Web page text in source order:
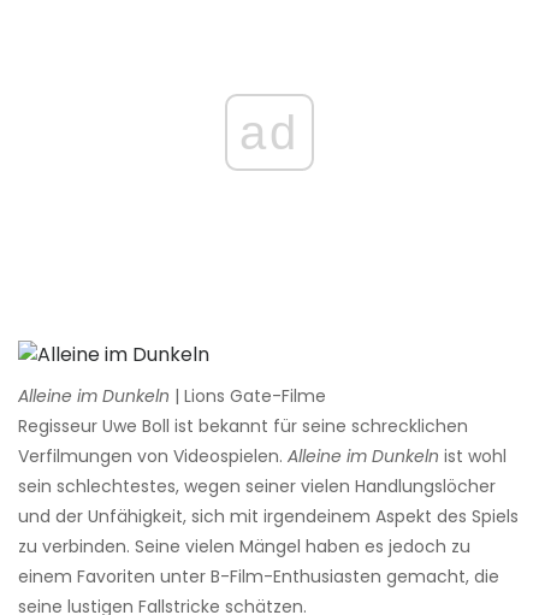
ad
Alleine im Dunkeln | Lions Gate-Filme
Regisseur Uwe Boll ist bekannt für seine schrecklichen
Verfilmungen von Videospielen. Alleine im Dunkeln ist wohl
sein schlechtestes, wegen seiner vielen Handlungslöcher
und der Unfähigkeit, sich mit irgendeinem Aspekt des Spiels
zu verbinden. Seine vielen Mängel haben es jedoch zu
einem Favoriten unter B-Film-Enthusiasten gemacht, die
seine lustigen Fallstricke schätzen.